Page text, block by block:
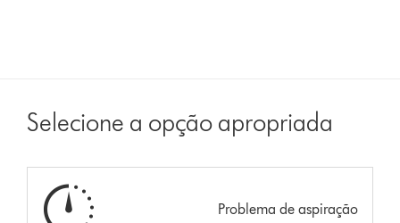
Selecione a opção apropriada
Problema de aspiração